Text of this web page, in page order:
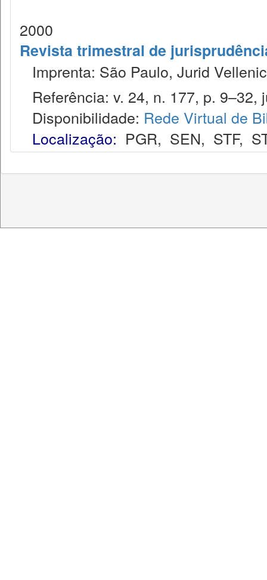
2000
Revista trimestral de
Imprenta: São Paulo, Jurid
Referência: v. 24, n. 177, p. 9–32,
Disponibilidade: Rede Virtual de
Localização: PGR, SEN, STF,